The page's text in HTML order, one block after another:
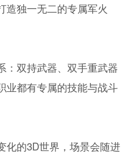
造独一无二的专属军火
：双持武器、双手重武器
业都有专属的技能与战斗
化的3D世界，场景会随进